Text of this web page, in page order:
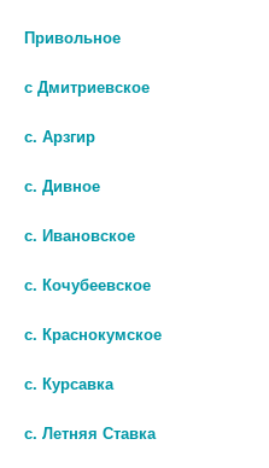
ЛАВЕРОН Д/ЖЕНЩИН №3 ТАБ.
1 036 руб.
шт
Привольное
с Дмитриевское
с. Арзгир
с. Дивное
с. Ивановское
с. Кочубеевское
с. Краснокумское
с. Курсавка
с. Летняя Ставка